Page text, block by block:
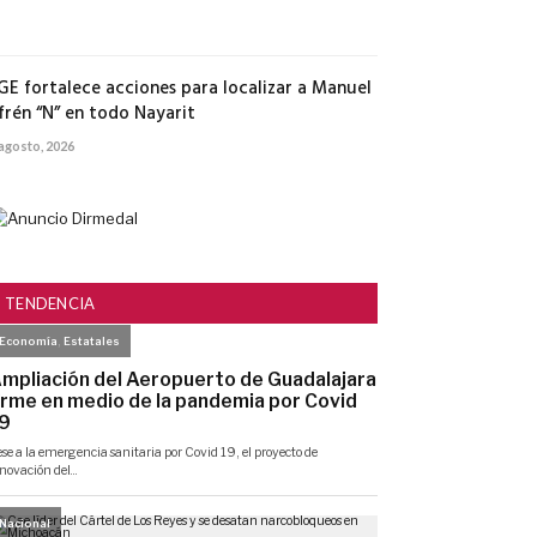
fortalece acciones para localizar a Manuel
“N” en todo Nayarit
2026
TENDENCIA